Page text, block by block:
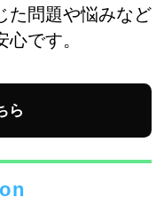
た問題や悩みなど
です。
ら